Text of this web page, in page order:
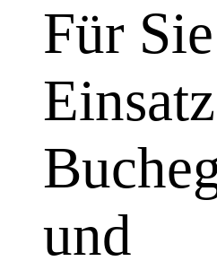
Für
und